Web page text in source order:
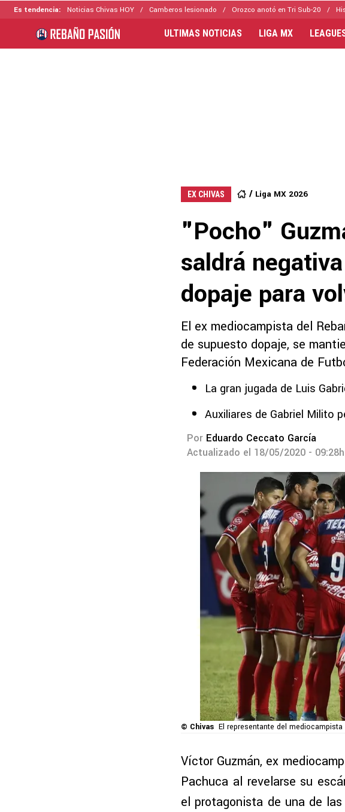
Es tendencia: Noticias Chivas HOY Camberos lesionado Orozco anotó en Tri Sub-20
ULTIMAS NOTICIAS LIGA MX
EX CHIVAS Liga MX 2026
"Pocho"
saldrá
dopaje para
El ex mediocampista del
de supuesto dopaje, se
Federación Mexicana de
La gran jugada de Luis
Auxiliares de Gabriel Milito
Por Eduardo Ceccato García
Actualizado el 18/05/2020 -
© Chivas El representante del
Víctor Guzmán, ex
Pachuca al revelarse su
el protagonista de una de